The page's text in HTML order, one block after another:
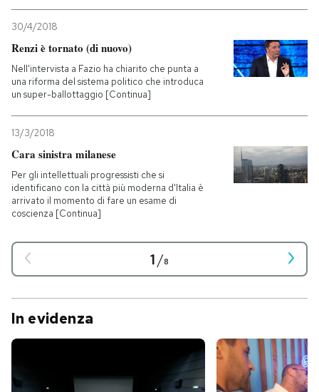
30/4/2018
Renzi è tornato (di nuovo)
Nell'intervista a Fazio ha chiarito che punta a
una riforma del sistema politico che introduca
un super-ballottaggio [Continua]
13/3/2018
Cara sinistra milanese
Per gli intellettuali progressisti che si
identificano con la città più moderna d'Italia è
arrivato il momento di fare un esame di
coscienza [Continua]
1/8
In evidenza